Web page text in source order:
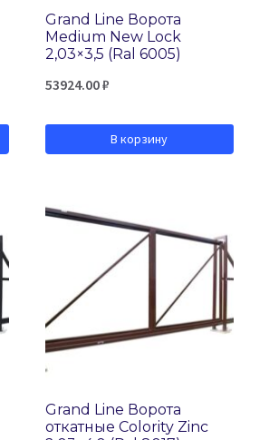
Grand Line Ворота
Medium New Lock
2,03×3,5 (Ral 6005)
53924.00₽
В корзину
Grand Line Ворота
откатные Colority Zinc